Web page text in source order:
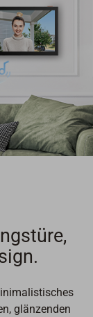
glänzenden